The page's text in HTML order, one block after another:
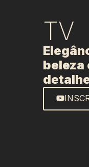
TV
beleza